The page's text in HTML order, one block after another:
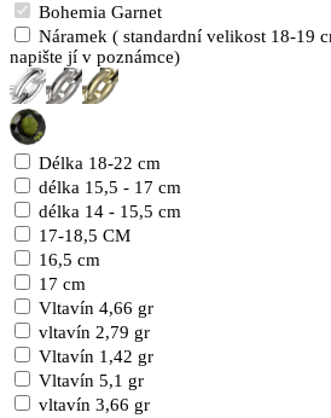
Bohemia Garnet
Náramek ( standardní velikost 18-19
napište jí v poznámce)
Délka 18-22 cm
délka 15,5 - 17 cm
délka 14 - 15,5 cm
17-18,5 CM
16,5 cm
17 cm
Vltavín 4,66 gr
vltavín 2,79 gr
Vltavín 1,42 gr
Vltavín 5,1 gr
vltavín 3,66 gr